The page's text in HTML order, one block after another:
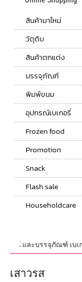
สินค้ามาใหม่
วัตุดิบ
สินค้าตกแต่ง
บรรจุภัณฑ์
พิมพ์ขนม
อุปกรณ์เบเกอรี่
Frozen food
Promotion
Snack
Flash sale
Householdcare
รณ์ และบรรจุภัณฑ์ เบเก
เสาวรส